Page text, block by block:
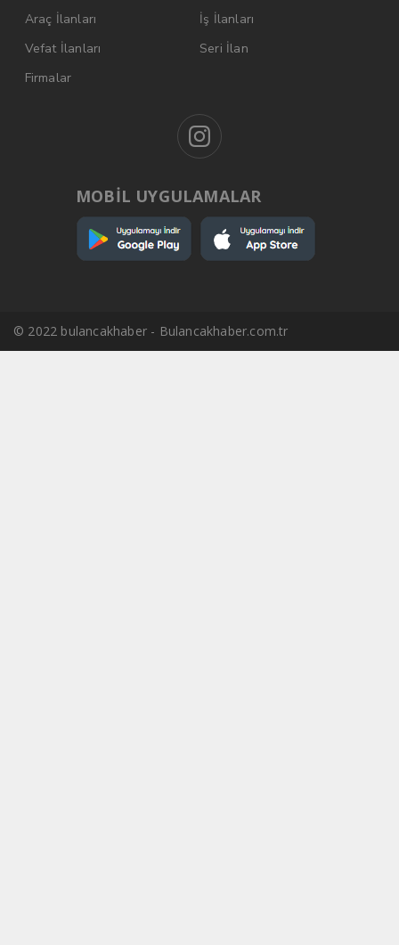
Araç İlanları
İş İlanları
Vefat İlanları
Seri İlan
Firmalar
MOBİL UYGULAMALAR
© 2022 bulancakhaber - Bulancakhaber.com.tr